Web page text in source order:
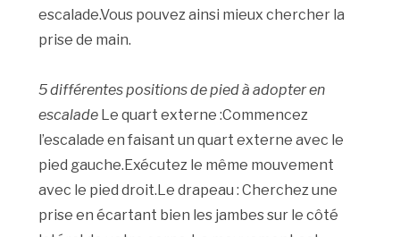
escalade.Vous pouvez ainsi mieux chercher la
prise de main.
5 différentes positions de pied à adopter en
escalade Le quart externe :Commencez
l’escalade en faisant un quart externe avec le
pied gauche.Exécutez le même mouvement
avec le pied droit.Le drapeau : Cherchez une
prise en écartant bien les jambes sur le côté